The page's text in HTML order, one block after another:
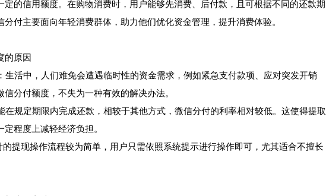
定的信用额度。在购物消费时，用户能够先消费、后付款，且可根据不同的还款期
分付主要面向年轻消费群体，助力他们优化资金管理，提升消费体验。
的原因
生活中，人们难免会遭遇临时性的资金需求，例如紧急支付款项、应对突发开销
分付额度，不失为一种有效的解决办法。
在规定期限内完成还款，相较于其他方式，微信分付的利率相对较低。这使得提取
程度上减轻经济负担。
提现操作流程较为简单，用户只需依照系统提示进行操作即可，尤其适合不擅长